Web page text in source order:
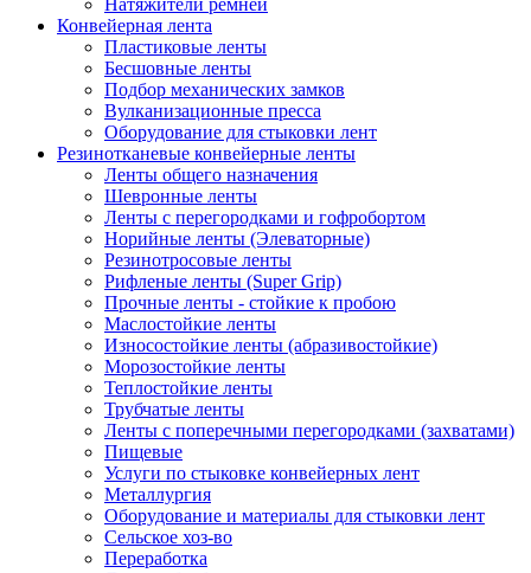
Натяжители ремней
Конвейерная лента
Пластиковые ленты
Бесшовные ленты
Подбор механических замков
Вулканизационные пресса
Оборудование для стыковки лент
Резинотканевые конвейерные ленты
Ленты общего назначения
Шевронные ленты
Ленты с перегородками и гофробортом
Норийные ленты (Элеваторные)
Резинотросовые ленты
Рифленые ленты (Super Grip)
Прочные ленты - стойкие к пробою
Маслостойкие ленты
Износостойкие ленты (абразивостойкие)
Морозостойкие ленты
Теплостойкие ленты
Трубчатые ленты
Ленты с поперечными перегородками (захватами)
Пищевые
Услуги по стыковке конвейерных лент
Металлургия
Оборудование и материалы для стыковки лент
Сельское хоз-во
Переработка